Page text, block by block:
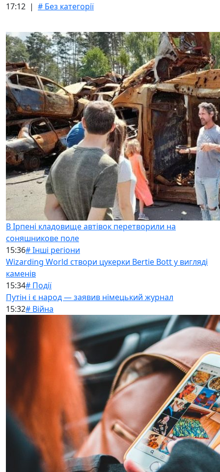
17:12 | # Без категорії
В Ірпені кладовище автівок перетворили на
соняшникове поле
15:36# Інші регіони
Wizarding World створи цукерки Bertie Bott у вигляді
каменів
15:34# Події
Путін і є народ — заявив німецький журнал
15:32# Війна